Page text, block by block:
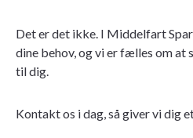
Det er det ikke. I Middelfart
dine behov, og vi er fælles om at
til dig.
Kontakt os i dag, så giver vi dig